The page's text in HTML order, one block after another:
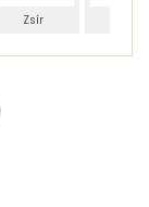
Zsír